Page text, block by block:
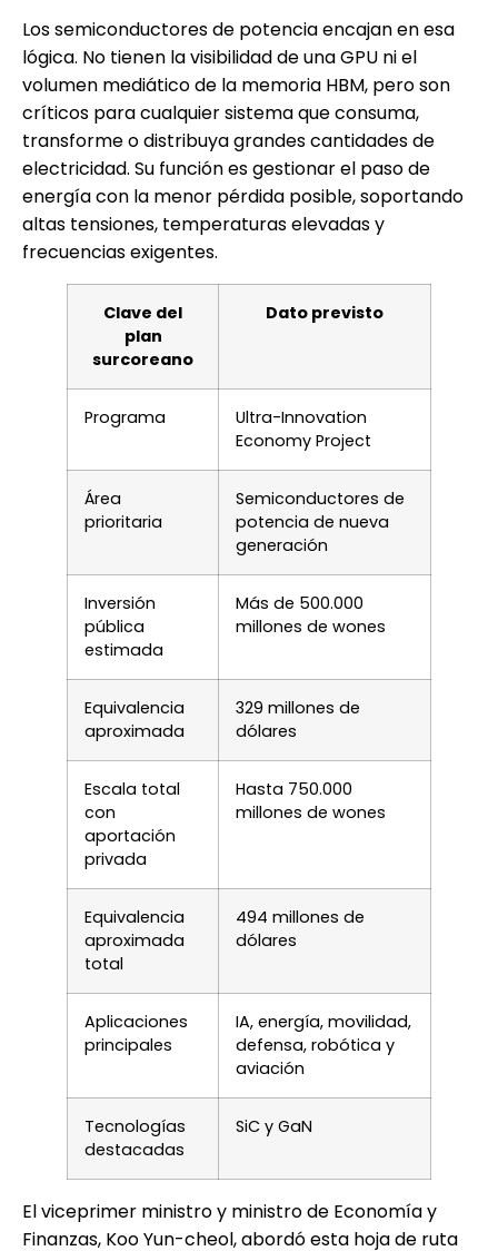
Los semiconductores de potencia encajan en esa
lógica. No tienen la visibilidad de una GPU ni el
volumen mediático de la memoria HBM, pero son
críticos para cualquier sistema que consuma,
transforme o distribuya grandes cantidades de
electricidad. Su función es gestionar el paso de
energía con la menor pérdida posible, soportando
altas tensiones, temperaturas elevadas y
frecuencias exigentes.
Clave del
plan
surcoreano
Dato previsto
Programa
Ultra-Innovation
Economy Project
Área
prioritaria
Semiconductores de
potencia de nueva
generación
Inversión
pública
estimada
Más de 500.000
millones de wones
Equivalencia
aproximada
329 millones de
dólares
Escala total
con
aportación
privada
Hasta 750.000
millones de wones
Equivalencia
aproximada
total
494 millones de
dólares
Aplicaciones
principales
IA, energía, movilidad,
defensa, robótica y
aviación
Tecnologías
destacadas
SiC y GaN
El viceprimer ministro y ministro de Economía y
Finanzas, Koo Yun-cheol, abordó esta hoja de ruta